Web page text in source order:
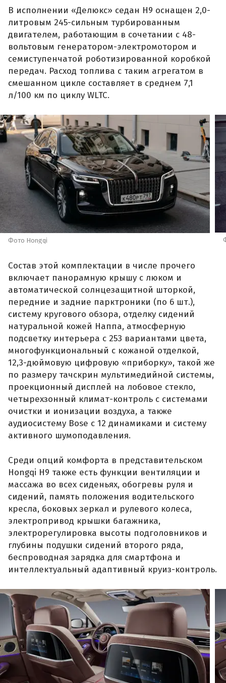
В исполнении «Делюкс» седан H9 оснащен 2,0-
литровым 245-сильным турбированным
двигателем, работающим в сочетании с 48-
вольтовым генератором-электромотором и
семиступенчатой роботизированной коробкой
передач. Расход топлива с таким агрегатом в
смешанном цикле составляет в среднем 7,1
л/100 км по циклу WLTC.
Фото Hongqi
Состав этой комплектации в числе прочего
включает панорамную крышу с люком и
автоматической солнцезащитной шторкой,
передние и задние парктроники (по 6 шт.),
систему кругового обзора, отделку сидений
натуральной кожей Наппа, атмосферную
подсветку интерьера с 253 вариантами цвета,
многофункциональный с кожаной отделкой,
12,3-дюймовую цифровую «приборку», такой же
по размеру тачскрин мультимедийной системы,
проекционный дисплей на лобовое стекло,
четырехзонный климат-контроль с системами
очистки и ионизации воздуха, а также
аудиосистему Bose с 12 динамиками и систему
активного шумоподавления.
Среди опций комфорта в представительском
Hongqi H9 также есть функции вентиляции и
массажа во всех сиденьях, обогревы руля и
сидений, память положения водительского
кресла, боковых зеркал и рулевого колеса,
электропривод крышки багажника,
электрорегулировка высоты подголовников и
глубины подушки сидений второго ряда,
беспроводная зарядка для смартфона и
интеллектуальный адаптивный круиз-контроль.